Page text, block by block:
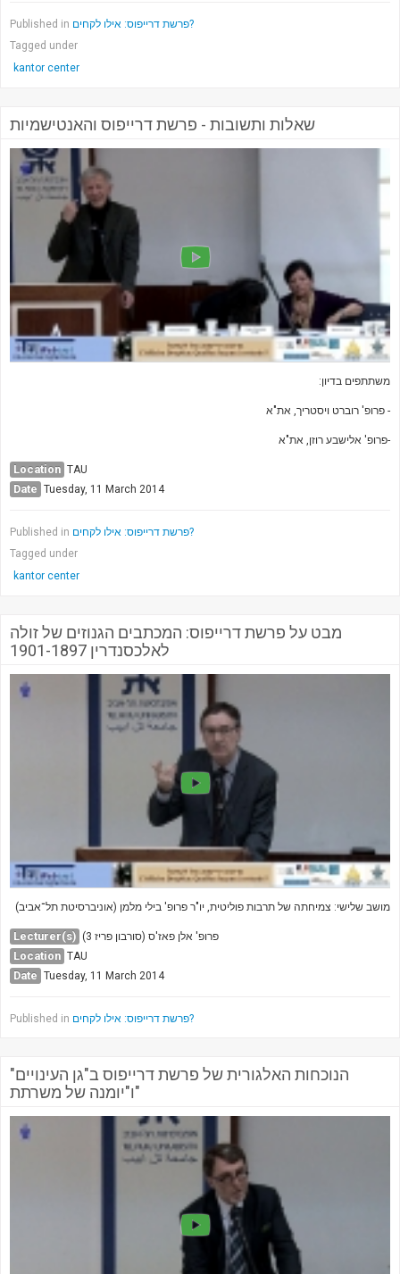
Published in
פרשת דרייפוס: אילו לקחים?
Tagged under
kantor center
שאלות ותשובות - פרשת דרייפוס והאנטישמיות
משתתפים בדיון:
- פרופ' רוברט ויסטריך, את"א
-פרופ' אלישבע רוזן, את"א
Location TAU
Date Tuesday, 11 March 2014
Published in
פרשת דרייפוס: אילו לקחים?
Tagged under
kantor center
מבט על פרשת דרייפוס: המכתבים הגנוזים של זולה
לאלכסנדרין 1901-1897
מושב שלישי: צמיחתה של תרבות פוליטית, יו"ר פרופ' בילי מלמן (אוניברסיטת תל־אביב)
Lecturer(s) פרופ' אלן פאז'ס (סורבון פריז 3)
Location TAU
Date Tuesday, 11 March 2014
Published in פרשת דרייפוס: אילו לקחים?
הנוכחות האלגורית של פרשת דרייפוס ב"גן העינויים"
ו"יומנה של משרתת"